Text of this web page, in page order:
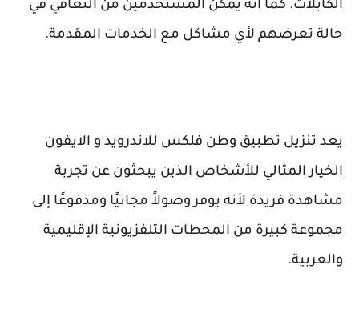
الكابلات. كما أنه يمكّن المستخدمين من التعافي في
حالة تعرضهم لأي مشاكل مع الخدمات المقدمة.
يعد تنزيل تطبيق وطن فلكس للاندرويد و الايفون
الخيار المثالي للأشخاص الذين يبحثون عن تجربة
مشاهدة فريدة لأنه يوفر وصولاً مجانيًا ومدفوعًا إلى
مجموعة كبيرة من المحطات التلفزيونية الإقليمية
والعربية.